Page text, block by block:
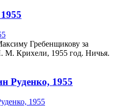
Гребенщикову за
М. Крихели, 1955 год. Ничья.
Руденко, 1955